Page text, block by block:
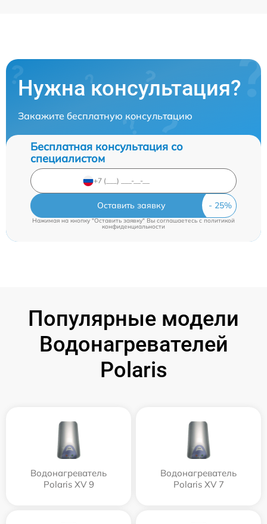
Нужна консультация?
Закажите бесплатную консультацию
Бесплатная консультация со
специалистом
Оставить заявку
Нажимая на кнопку "Оставить заявку" Вы соглашаетесь cполитикой
конфиденциальности
Популярные модели
Водонагревателей
Polaris
Водонагреватель
Polaris XV 9
Водонагреватель
Polaris XV 7